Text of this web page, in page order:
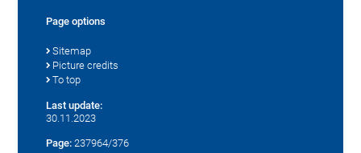
Page options
Sitemap
Picture credits
To top
Last update:
30.11.2023
Page: 237964/376